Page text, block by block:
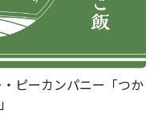
ピーカンパニー「つか